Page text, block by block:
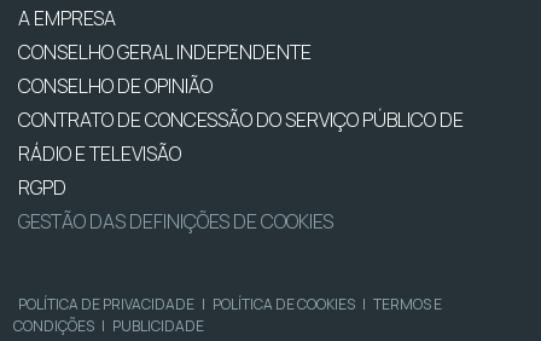
A EMPRESA
CONSELHO GERAL INDEPENDENTE
CONSELHO DE OPINIÃO
CONTRATO DE CONCESSÃO DO SERVIÇO PÚBLICO DE
RÁDIO E TELEVISÃO
RGPD
GESTÃO DAS DEFINIÇÕES DE COOKIES
POLÍTICA DE PRIVACIDADE | POLÍTICA DE COOKIES | TERMOS E
CONDIÇÕES | PUBLICIDADE